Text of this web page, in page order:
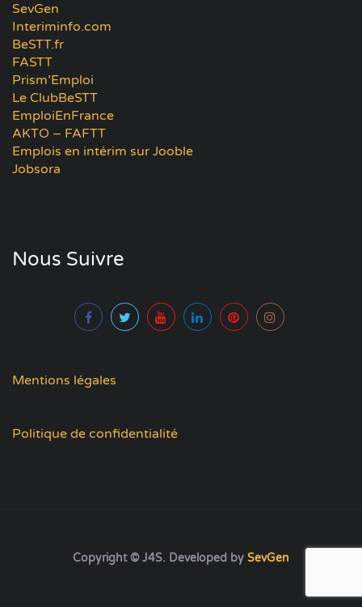
SevGen
Interiminfo.com
BeSTT.fr
FASTT
Prism’Emploi
Le ClubBeSTT
EmploiEnFrance
AKTO – FAFTT
Emplois en intérim sur Jooble
Jobsora
Nous Suivre
Mentions légales
Politique de confidentialité
Copyright © J4S. Developed by SevGen